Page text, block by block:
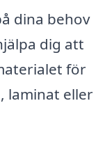
dina behov
dig att
för
laminat eller